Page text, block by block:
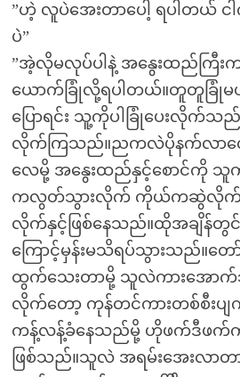
”ဟဲ့ လူပဲအေးတာပေါ့ ရပါတယ် င
ပဲ”
”အဲ့လိုမလုပ်ပါနဲ့ အနွေးထည်ကြီးက
ယောက်ခြုံလို့ရပါတယ်။တူတူခြုံမ
ပြောရင်း သူ့ကိုပါခြုံပေးလိုက်သ
လိုက်ကြသည်။ညကလဲပိုနက်လာလ
လေမို့ အနွေးထည်နှင့်စောင်
ကလွတ်သွားလိုက် ကိုယ်ကဆွဲလိုက်
လိုက်နှင့်ဖြစ်နေသည်။ထိုအချိန်တွ
ကြောင့်မှန်းမသိရပ်သွားသည်။တ
ထွက်သေးတာမို့ သူလဲကားအောက်
လိုက်တော့ ကုန်တင်ကားတစ်စီးပျ
ကန့်လန့်ခံနေသည်မို့ ဟိုဖက်ဒီဖက်ကား
ဖြစ်သည်။သူလဲ အရမ်းအေးလာတာ